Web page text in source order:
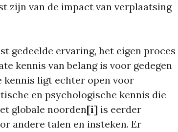
zijn van de impact van verplaatsing
gedeelde ervaring, het eigen proces
kennis van belang is voor gedegen
kennis ligt echter open voor
en psychologische kennis die
globale noorden[i] is eerder
andere talen en insteken. Er